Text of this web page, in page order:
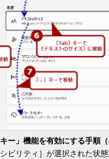
ー」機能を有効にする手順（
ビリティ］が選択された状